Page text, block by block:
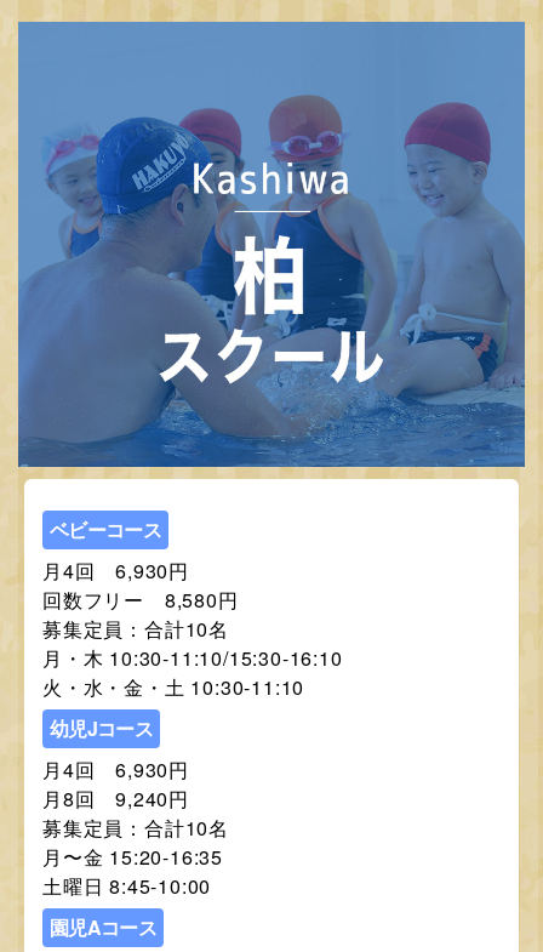
ベビーコース
月4回 6,930円
回数フリー 8,580円
募集定員：合計10名
月・木 10:30-11:10/15:30-16:10
火・水・金・土 10:30-11:10
幼児Jコース
月4回 6,930円
月8回 9,240円
募集定員：合計10名
月〜金 15:20-16:35
土曜日 8:45-10:00
園児Aコース